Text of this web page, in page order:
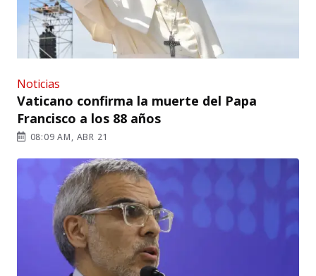
Noticias
Vaticano confirma la muerte del Papa
Francisco a los 88 años
08:09 AM, ABR 21